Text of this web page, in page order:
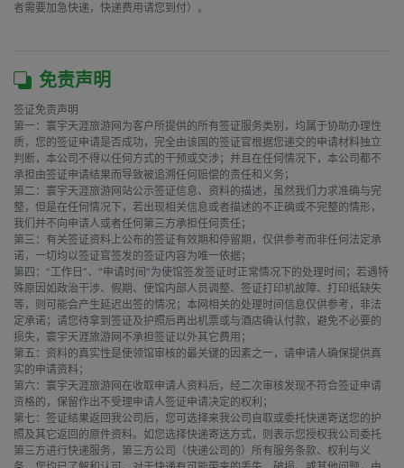
者需要加急快递，快递费用请您到付）。
免责声明
签证免责声明
第一：寰宇天涯旅游网为客户所提供的所有签证服务类别，均属于协助办理性
质，您的签证申请是否成功，完全由该国的签证官根据您递交的申请材料独立
判断，本公司不得以任何方式的干预或交涉；并且在任何情况下，本公司都不
承担由签证申请结果而导致被追溯任何赔偿的责任和义务；
第二：寰宇天涯旅游网站公示签证信息、资料的描述，虽然我们力求准确与完
整，但是在任何情况下，若出现相关信息或者描述的不正确或不完整的情形，
我们并不向申请人或者任何第三方承担任何责任；
第三：有关签证资料上公布的签证有效期和停留期，仅供参考而非任何法定承
诺，一切均以签证官签发的签证内容为唯一依据；
第四：“工作日”、“申请时间”为使馆签发签证时正常情况下的处理时间；若遇特
殊原因如政治干涉、假期、使馆内部人员调整、签证打印机故障、打印纸缺失
等，则可能会产生延迟出签的情况；本网相关的处理时间信息仅供参考，非法
定承诺；请您待拿到签证及护照后再出机票或与酒店确认付款，避免不必要的
损失，寰宇天涯旅游网不承担签证以外其它费用；
第五：资料的真实性是使领馆审核的最关键的因素之一，请申请人确保提供真
实的申请资料；
第六：寰宇天涯旅游网在收取申请人资料后，经二次审核发现不符合签证申请
资格的，保留作出不受理申请人签证申请决定的权利；
第七：签证结果返回我公司后，您可选择来我公司自取或委托快递寄送您的护
照及其它返回的原件资料。如您选择快递寄送方式，则表示您授权我公司委托
第三方进行快递服务，第三方公司（快递公司的）所有服务条款、权利与义